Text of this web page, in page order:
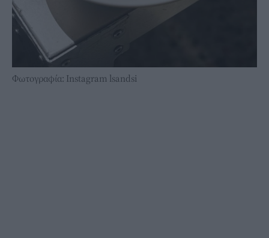
Φωτογραφία: Instagram lsandsi